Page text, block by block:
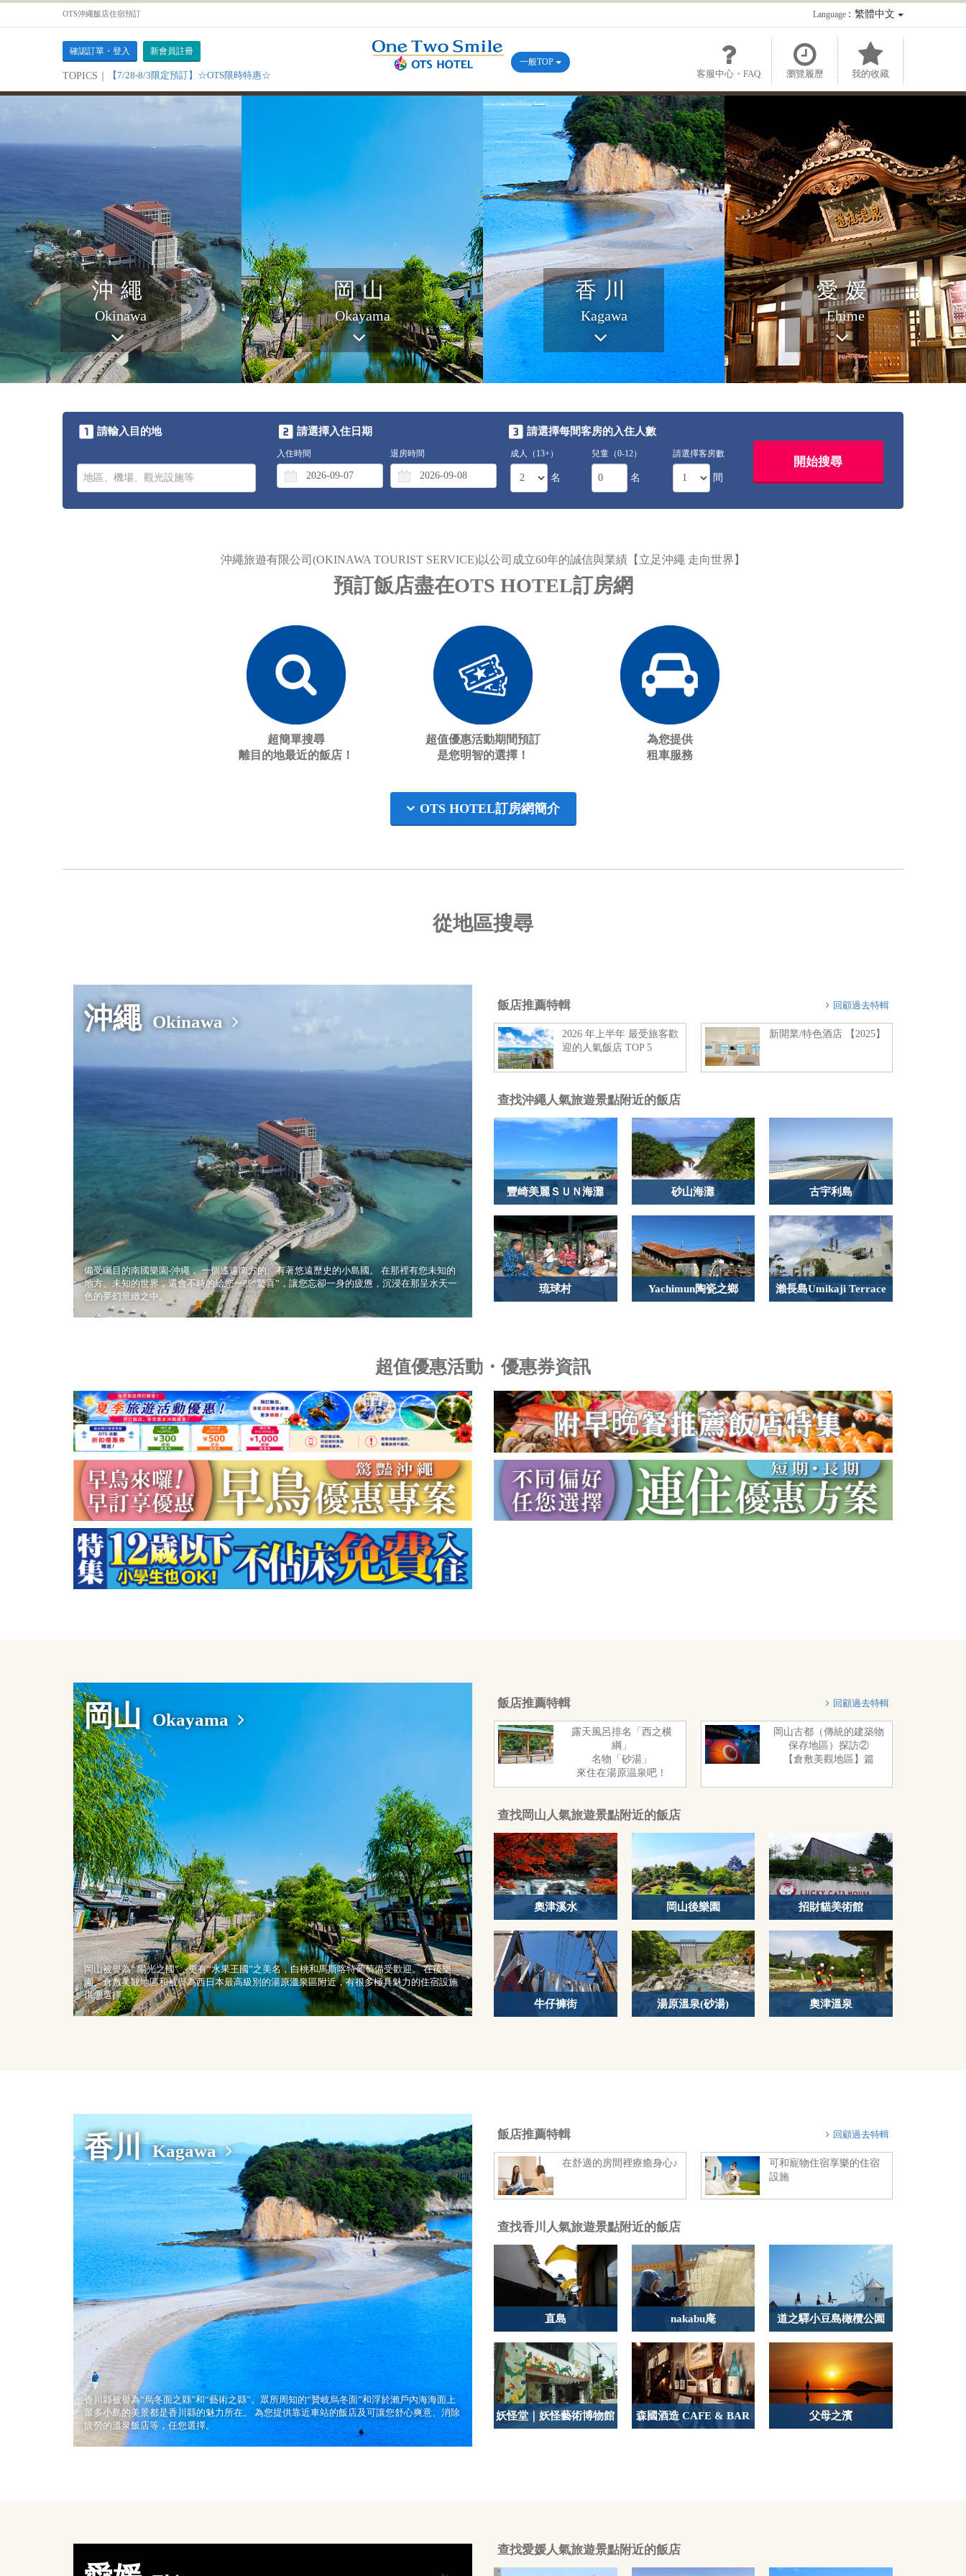
OTS沖繩飯店住宿預訂 Language：繁體中文
確認訂單・登入 新會員註冊
TOPICS｜ 【7/28-8/3限定預訂】☆OTS限時特惠☆ 客服中心・FAQ 瀏覽履歷 我的收藏
一般TOP
沖繩
Okinawa
岡山
Okayama
香川
Kagawa
愛媛
Ehime
請輸入目的地 請選擇入住日期
入住時間 退房時間
請選擇每間客房的入住人數
成人（13+）
名
兒童（0-12）
名
請選擇客房數
間
沖繩旅遊有限公司(OKINAWA TOURIST SERVICE)以公司成立60年的誠信與業績【立足沖繩 走向世界】
預訂飯店盡在OTS HOTEL訂房網
超簡單搜尋
離目的地最近的飯店！
超值優惠活動期間預訂
是您明智的選擇！
為您提供
租車服務
OTS HOTEL訂房網簡介
從地區搜尋
沖繩 Okinawa
備受矚目的南國樂園-沖繩， 一個遙遠南方的、有著悠遠歷史的小島國。 在那裡有您未知的
地方、未知的世界，還會不時的給您一些“驚喜”，讓您忘卻一身的疲憊，沉浸在那呈水天一
色的夢幻景緻之中。
飯店推薦特輯 回顧過去特輯
2026 年上半年 最受旅客歡
迎的人氣飯店 TOP 5
新開業/特色酒店 【2025】
查找沖繩人氣旅遊景點附近的飯店
豐崎美麗ＳＵＮ海灘 砂山海灘 古宇利島
琉球村 Yachimun陶瓷之鄉 瀨長島Umikaji Terrace
超值優惠活動・優惠券資訊
岡山 Okayama
岡山被譽為“ 陽光之國”，更有“水果王國”之美名，白桃和馬斯喀特葡萄備受歡迎。 在後樂
園、倉敷美観地區和被譽為西日本最高級別的湯原溫泉區附近，有很多極具魅力的住宿設施
供您選擇。
飯店推薦特輯 回顧過去特輯
露天風呂排名「西之横
綱」
名物「砂湯」
來住在湯原温泉吧！
岡山古都（傳統的建築物
保存地區）探訪②
【倉敷美觀地區】篇
查找岡山人氣旅遊景點附近的飯店
奧津溪水 岡山後樂園 招財貓美術館
牛仔褲街 湯原溫泉(砂湯) 奧津溫泉
香川 Kagawa
香川縣被譽為“烏冬面之縣”和“藝術之縣”。眾所周知的“贊岐烏冬面”和浮於瀨戶內海海面上
眾多小島的美景都是香川縣的魅力所在。 為您提供靠近車站的飯店及可讓您舒心爽意、消除
疲勞的溫泉飯店等，任您選擇。
飯店推薦特輯 回顧過去特輯
在舒適的房間裡療癒身心♪
可和寵物住宿享樂的住宿
設施
查找香川人氣旅遊景點附近的飯店
直島 nakabu庵 道之驛小豆島橄欖公園
妖怪堂｜妖怪藝術博物館 森國酒造 CAFE & BAR 父母之濱
查找愛媛人氣旅遊景點附近的飯店